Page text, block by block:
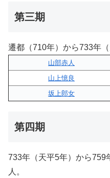
第三期
遷都（710年）から733年
山部赤人
山上憶良
坂上郎女
第四期
733年（天平5年）から759
人。